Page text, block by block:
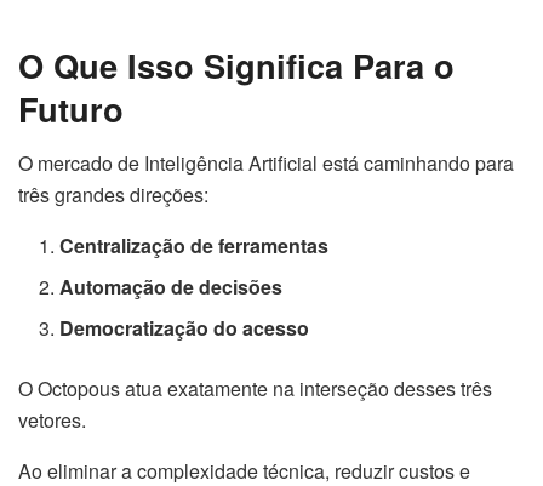
O Que Isso Significa Para o
Futuro
O mercado de Inteligência Artificial está caminhando para
três grandes direções:
Centralização de ferramentas
Automação de decisões
Democratização do acesso
O Octopous atua exatamente na interseção desses três
vetores.
Ao eliminar a complexidade técnica, reduzir custos e